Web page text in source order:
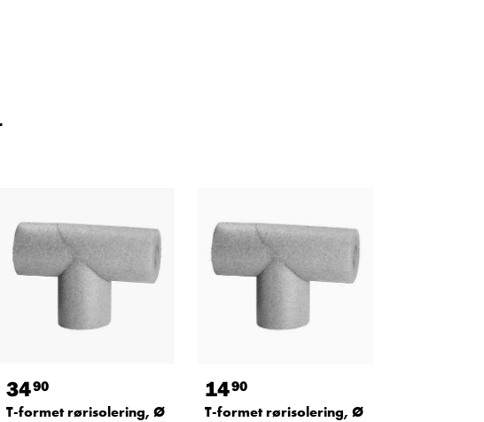
3490
T-formet rørisolering, Ø
1490
T-formet rørisolering, Ø